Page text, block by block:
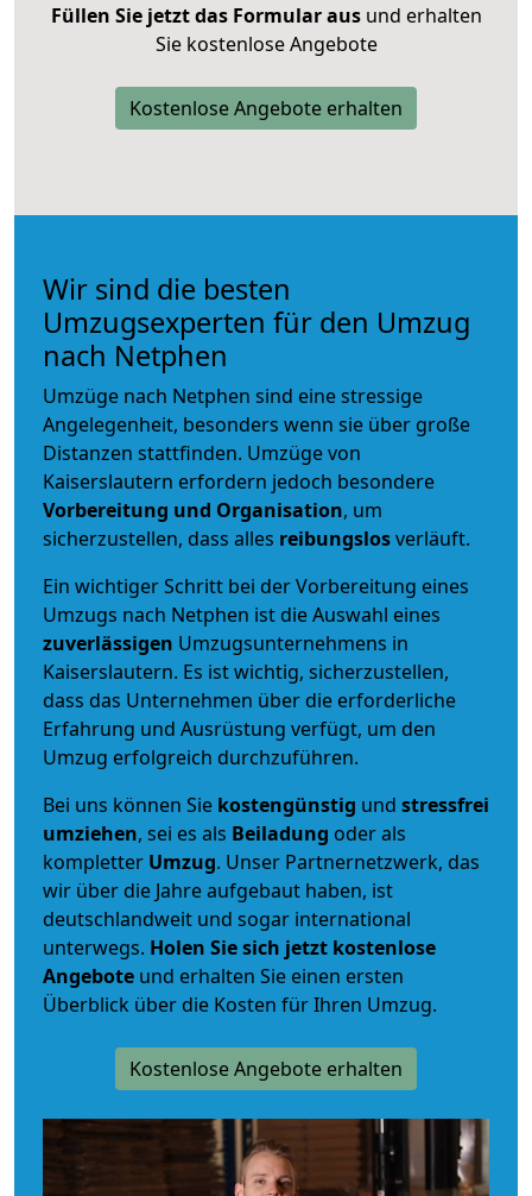
Füllen Sie jetzt das Formular ausund erhalten
Sie kostenlose Angebote
Kostenlose Angebote erhalten
Wir sind die besten
Umzugsexperten für den Umzug
nach Netphen
Umzüge nach Netphen sind eine stressige
Angelegenheit, besonders wenn sie über große
Distanzen stattfinden. Umzüge von
Kaiserslautern erfordern jedoch besondere
Vorbereitung und Organisation, um
sicherzustellen, dass alles reibungslosverläuft.
Ein wichtiger Schritt bei der Vorbereitung eines
Umzugs nach Netphen ist die Auswahl eines
zuverlässigen Umzugsunternehmens in
Kaiserslautern. Es ist wichtig, sicherzustellen,
dass das Unternehmen über die erforderliche
Erfahrung und Ausrüstung verfügt, um den
Umzug erfolgreich durchzuführen.
Bei uns können Sie kostengünstig und stressfrei
umziehen, sei es als Beiladung oder als
kompletter Umzug. Unser Partnernetzwerk, das
wir über die Jahre aufgebaut haben, ist
deutschlandweit und sogar international
unterwegs. Holen Sie sich jetzt kostenlose
Angebote und erhalten Sie einen ersten
Überblick über die Kosten für Ihren Umzug.
Kostenlose Angebote erhalten